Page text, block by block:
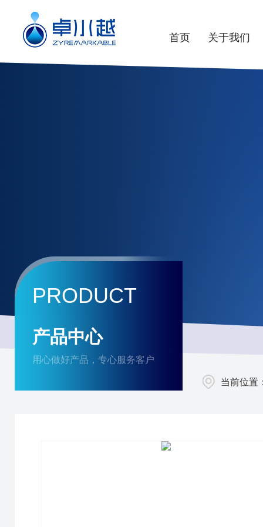
首页 关于我们
PRODUCT
产品中心
用心做好产品，专心服务客户
当前位置